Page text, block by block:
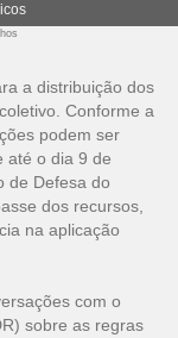
a distribuição dos
Conforme a
podem ser
até o dia 9 de
de Defesa do
dos recursos,
na aplicação
com o
sobre as regras